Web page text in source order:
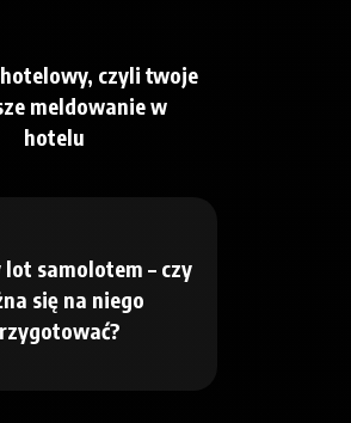
czyli twoje
meldowanie w
hotelu
samolotem – czy
się na niego